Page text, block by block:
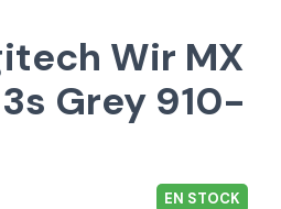
Wir MX
Grey 910-
EN STOCK